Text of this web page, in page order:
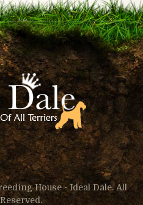
House - Ideal Dale. All